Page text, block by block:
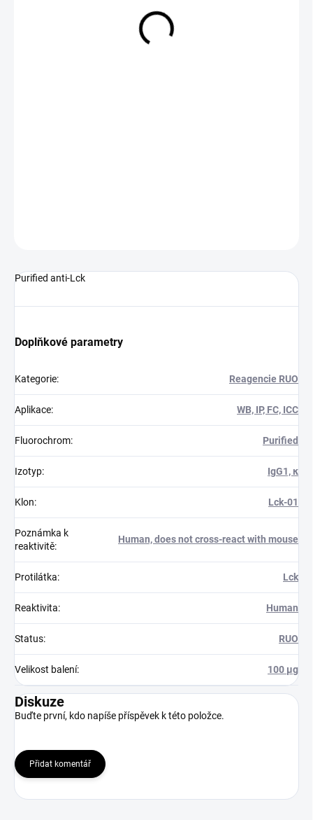
Purified anti-Lck
Doplňkové parametry
Kategorie: Reagencie RUO
Aplikace: WB, IP, FC, ICC
Fluorochrom: Purified
Izotyp: IgG1, κ
Klon: Lck-01
Poznámka k
reaktivitě:
Human, does not cross-react with mouse
Protilátka: Lck
Reaktivita: Human
Status: RUO
Velikost balení: 100 μg
Diskuze
Buďte první, kdo napíše příspěvek k této položce.
Přidat komentář